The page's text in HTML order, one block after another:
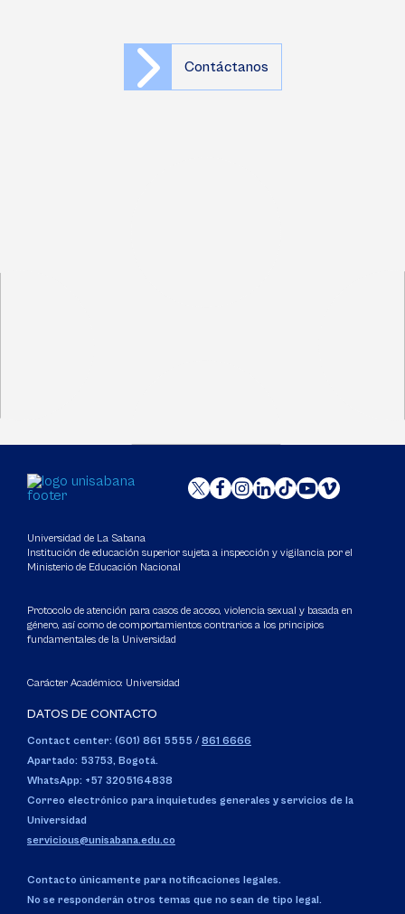
Contáctanos
Universidad de La Sabana
Institución de educación superior sujeta a inspección y vigilancia por el
Ministerio de Educación Nacional
Protocolo de atención para casos de acoso, violencia sexual y basada en
género, así como de comportamientos contrarios a los principios
fundamentales de la Universidad
Carácter Académico: Universidad
DATOS DE CONTACTO
Contact center: (601) 861 5555 / 861 6666
Apartado: 53753, Bogotá.
WhatsApp: +57 3205164838
Correo electrónico para inquietudes generales y servicios de la
Universidad
servicious@unisabana.edu.co
Contacto únicamente para notificaciones legales.
No se responderán otros temas que no sean de tipo legal.